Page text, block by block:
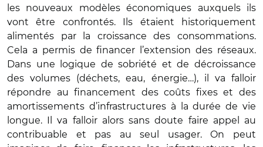
les nouveaux modèles économiques auxquels ils
vont être confrontés. Ils étaient historiquement
alimentés par la croissance des consommations.
Cela a permis de financer l’extension des réseaux.
Dans une logique de sobriété et de décroissance
des volumes (déchets, eau, énergie…), il va falloir
répondre au financement des coûts fixes et des
amortissements d’infrastructures à la durée de vie
longue. Il va falloir alors sans doute faire appel au
contribuable et pas au seul usager. On peut